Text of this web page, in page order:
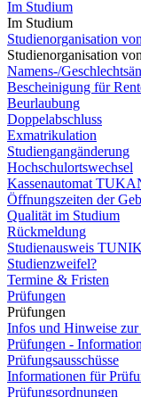
Im Studium
Im Studium
Studienorganisation
Studienorganisation
Namens-/
Bescheinigung für
Beurlaubung
Doppelabschluss
Exmatrikulation
Studiengangänderung
Hochschulortswechsel
Kassenautomat
Öffnungszeiten der
Qualität im Studium
Rückmeldung
Studienausweis
Studienzweifel?
Termine & Fristen
Prüfungen
Prüfungen
Infos und Hinweise
Prüfungen -
Prüfungsausschüsse
Informationen für
Prüfungsordnungen